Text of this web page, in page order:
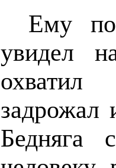
Ему
увидел
задрожал
Бедняга